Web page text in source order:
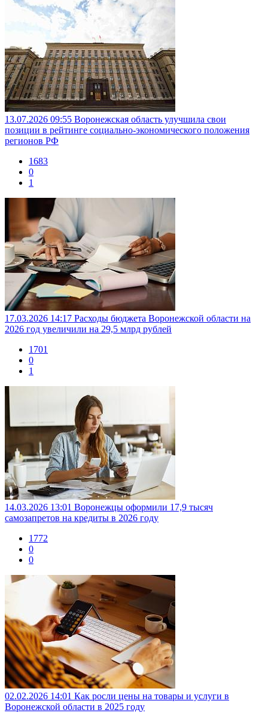
13.07.2026 09:55 Воронежская область улучшила свои
позиции в рейтинге социально-экономического положения
регионов РФ
1683
0
1
17.03.2026 14:17 Расходы бюджета Воронежской области на
2026 год увеличили на 29,5 млрд рублей
1701
0
1
14.03.2026 13:01 Воронежцы оформили 17,9 тысяч
самозапретов на кредиты в 2026 году
1772
0
0
02.02.2026 14:01 Как росли цены на товары и услуги в
Воронежской области в 2025 году